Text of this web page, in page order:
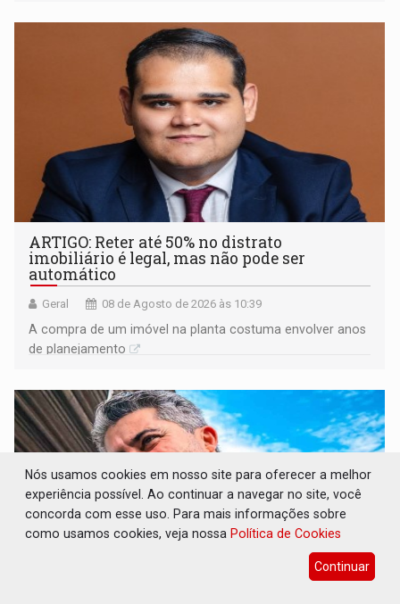
ARTIGO: Reter até 50% no distrato
imobiliário é legal, mas não pode ser
automático
Geral 08 de Agosto de 2026 às 10:39
A compra de um imóvel na planta costuma envolver anos
de planejamento
Nós usamos cookies em nosso site para oferecer a melhor
experiência possível. Ao continuar a navegar no site, você
concorda com esse uso. Para mais informações sobre
como usamos cookies, veja nossa Política de Cookies
Continuar